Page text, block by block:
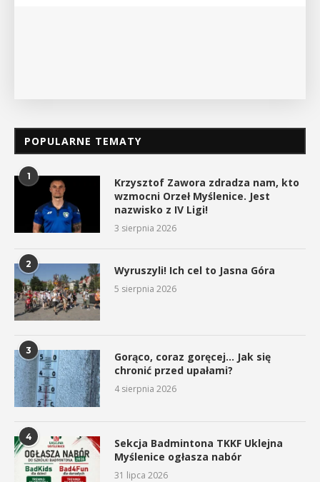
POPULARNE TEMATY
1
Krzysztof Zawora zdradza nam, kto
wzmocni Orzeł Myślenice. Jest
nazwisko z IV Ligi!
3 sierpnia 2026
2 Wyruszyli! Ich cel to Jasna Góra
5 sierpnia 2026
3
Gorąco, coraz goręcej… Jak się
chronić przed upałami?
4 sierpnia 2026
4
Sekcja Badmintona TKKF Uklejna
Myślenice ogłasza nabór
31 lipca 2026